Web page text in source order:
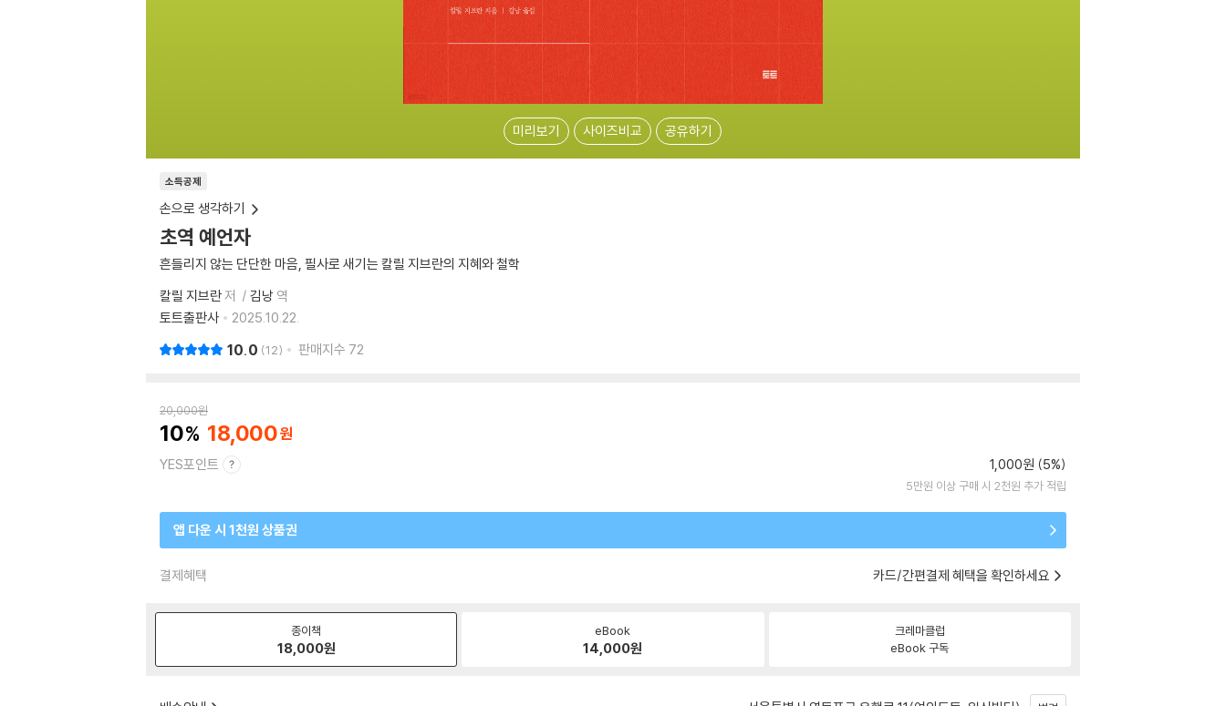
미리보기 사이즈비교 공유하기
소득공제
손으로 생각하기
초역 예언자
흔들리지 않는 단단한 마음, 필사로 새기는 칼릴 지브란의 지혜와 철학
칼릴 지브란저 김낭 역
토트출판사
2025.10.22.
10.0 12 판매지수 72
20,000원
10 18,000
YES포인트 1,000원 (5%)
5만원 이상 구매 시 2천원 추가 적립
앱 다운 시 1천원 상품권
결제혜택 카드/간편결제 혜택을 확인하세요
종이책
18,000원
eBook
14,000원
크레마클럽
eBook 구독